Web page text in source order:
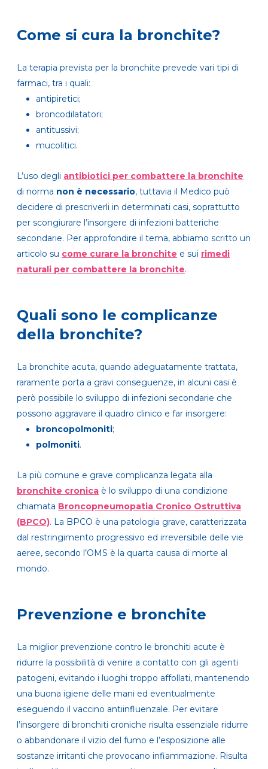
Come si cura la bronchite?
La terapia prevista per la bronchite prevede vari tipi di
farmaci, tra i quali:
antipiretici;
broncodilatatori;
antitussivi;
mucolitici.
L’uso degli antibiotici per combattere la bronchite
di norma non è necessario, tuttavia il Medico può
decidere di prescriverli in determinati casi, soprattutto
per scongiurare l’insorgere di infezioni batteriche
secondarie. Per approfondire il tema, abbiamo scritto un
articolo su come curare la bronchite e sui rimedi
naturali per combattere la bronchite.
Quali sono le complicanze
della bronchite?
La bronchite acuta, quando adeguatamente trattata,
raramente porta a gravi conseguenze, in alcuni casi è
però possibile lo sviluppo di infezioni secondarie che
possono aggravare il quadro clinico e far insorgere:
broncopolmoniti;
polmoniti.
La più comune e grave complicanza legata alla
bronchite cronica è lo sviluppo di una condizione
chiamata Broncopneumopatia Cronico Ostruttiva
(BPCO). La BPCO è una patologia grave, caratterizzata
dal restringimento progressivo ed irreversibile delle vie
aeree, secondo l’OMS è la quarta causa di morte al
mondo.
Prevenzione e bronchite
La miglior prevenzione contro le bronchiti acute è
ridurre la possibilità di venire a contatto con gli agenti
patogeni, evitando i luoghi troppo affollati, mantenendo
una buona igiene delle mani ed eventualmente
eseguendo il vaccino antiinfluenzale. Per evitare
l’insorgere di bronchiti croniche risulta essenziale ridurre
o abbandonare il vizio del fumo e l’esposizione alle
sostanze irritanti che provocano infiammazione. Risulta